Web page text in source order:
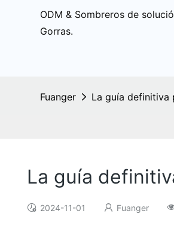
ODM & Sombreros de
Gorras.
Fuanger La guía definitiva
La guía
2024-11-01 Fuanger